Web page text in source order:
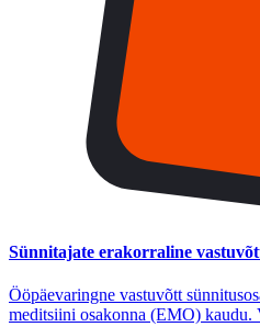
Sünnitajate erakorraline
Ööpäevaringne vastuvõtt
meditsiini osakonna (EMO) kaudu.